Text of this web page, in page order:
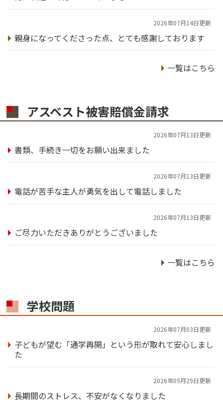
2026年07月14日更新
親身になってくださった点、とても感謝しております
一覧はこちら
アスベスト被害賠償金請求
2026年07月13日更新
書類、手続き一切をお願い出来ました
2026年07月13日更新
電話が苦手な主人が勇気を出して電話しました
2026年07月13日更新
ご尽力いただきありがとうございました
一覧はこちら
学校問題
2026年07月03日更新
子どもが望む「通学再開」という形が取れて安心しまし
た
2026年05月29日更新
長期間のストレス、不安がなくなりました